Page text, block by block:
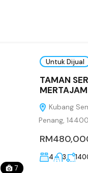
7
Untuk Dijual
TAMAN
MERTAJAM
Kubang
Penang,
4 3